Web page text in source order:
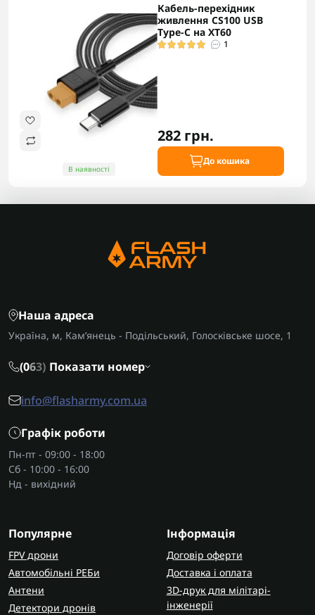
В наявності
Кабель-перехідник
живлення CS100 USB
Type-C на XT60
1
282 грн.
До кошика
Наша адреса
Україна, м, Кам’янець - Подільський, Голосківське шосе, 1
(063) Показати номер
info@flasharmy.com.ua
Графік роботи
Пн-пт - 09:00 - 18:00
Сб - 10:00 - 16:00
Нд - вихідний
Популярне
FPV дрони
Автомобільні РЕБи
Антени
Детектори дронів
Інформація
Договір оферти
Доставка і оплата
3D-друк для мілітарі-
інженерії